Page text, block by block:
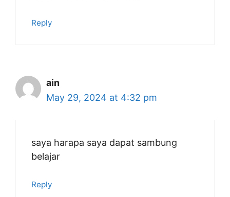
Reply
ain
May 29, 2024 at 4:32 pm
saya harapa saya dapat sambung
belajar
Reply